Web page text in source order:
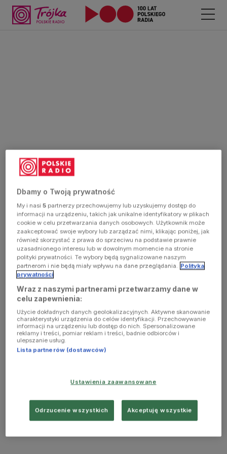
Dbamy o Twoją prywatność
My i nasi5 partnerzy przechowujemy lub uzyskujemy dostęp do
informacji na urządzeniu, takich jak unikalne identyfikatory w plikach
cookie w celu przetwarzania danych osobowych. Użytkownik może
zaakceptować swoje wybory lub zarządzać nimi, klikając poniżej, jak
również skorzystać z prawa do sprzeciwu na podstawie prawnie
uzasadnionego interesu lub w dowolnym momencie na stronie
polityki prywatności. Te wybory będą sygnalizowane naszym
partnerom i nie będą miały wpływu na dane przeglądania. Polityka
prywatności
Wraz z naszymi partnerami przetwarzamy dane w
celu zapewnienia:
Użycie dokładnych danych geolokalizacyjnych. Aktywne skanowanie
charakterystyki urządzenia do celów identyfikacji. Przechowywanie
informacji na urządzeniu lub dostęp do nich. Spersonalizowane
reklamy i treści, pomiar reklam i treści, badnie odbiorców i
ulepszanie usług.
Lista partnerów (dostawców)
Ustawienia zaawansowane
Odrzucenie wszystkich Akceptuję wszystkie